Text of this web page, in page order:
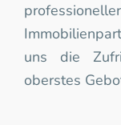
uns die
oberstes